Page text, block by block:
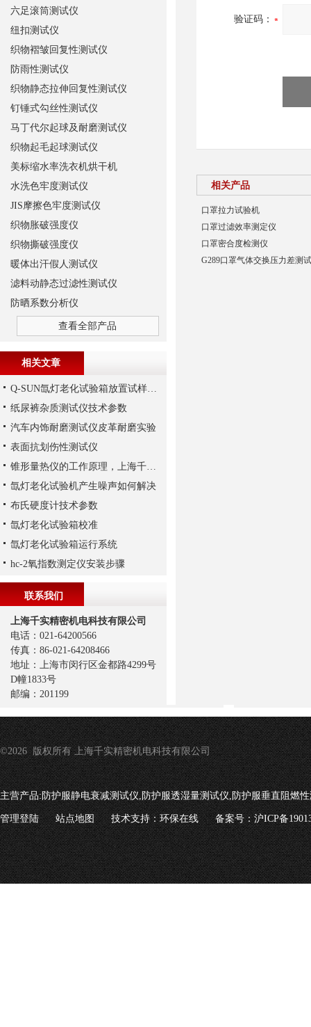
验证码：
相关产品
口罩拉力试验机
口罩过滤效率测定仪
口罩密合度检测仪
G289口罩气体交换压力差测
六足滚筒测试仪
纽扣测试仪
织物褶皱回复性测试仪
防雨性测试仪
织物静态拉伸回复性测试仪
钉锤式勾丝性测试仪
马丁代尔起球及耐磨测试仪
织物起毛起球测试仪
美标缩水率洗衣机烘干机
水洗色牢度测试仪
JIS摩擦色牢度测试仪
织物胀破强度仪
织物撕破强度仪
暖体出汗假人测试仪
滤料动静态过滤性测试仪
防晒系数分析仪
查看全部产品
相关文章
Q-SUN氙灯老化试验箱放置试样样品解析
纸尿裤杂质测试仪技术参数
汽车内饰耐磨测试仪皮革耐磨实验
表面抗划伤性测试仪
锥形量热仪的工作原理，上海千实工程师说一说
氙灯老化试验机产生噪声如何解决
布氏硬度计技术参数
氙灯老化试验箱校准
氙灯老化试验箱运行系统
hc-2氧指数测定仪安装步骤
联系我们
上海千实精密机电科技有限公司
电话：021-64200566
传真：86-021-64208466
地址：上海市闵行区金都路4299号
D幢1833号
邮编：201199
©2026 版权所有 上海千实精密机电科技有限公司
主营产品:防护服静电衰减测试仪,防护服透湿量测试仪,防护服垂直阻燃
管理登陆 站点地图 技术支持：环保在线 备案号：沪ICP备